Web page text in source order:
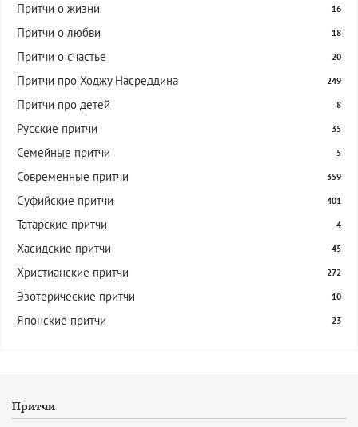
Притчи о жизни 16
Притчи о любви 18
Притчи о счастье 20
Притчи про Ходжу Насреддина 249
Притчи про детей 8
Русские притчи 35
Семейные притчи 5
Современные притчи 359
Суфийские притчи 401
Татарские притчи 4
Хасидские притчи 45
Христианские притчи 272
Эзотерические притчи 10
Японские притчи 23
Притчи